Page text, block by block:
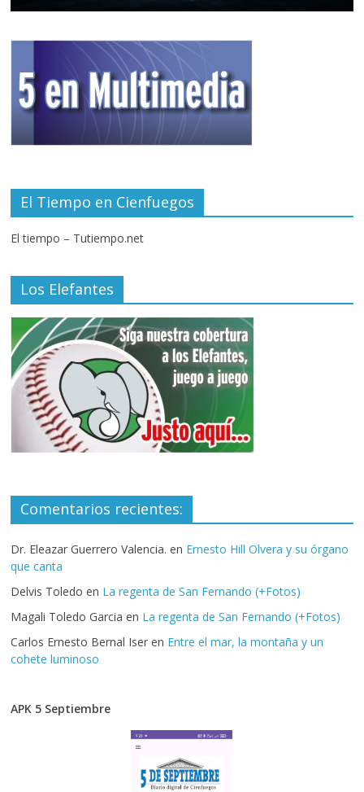
El Tiempo en Cienfuegos
El tiempo – Tutiempo.net
Los Elefantes
Comentarios recientes:
Dr. Eleazar Guerrero Valencia. en Ernesto Hill Olvera y su órgano
que canta
Delvis Toledo en La regenta de San Fernando (+Fotos)
Magali Toledo Garcia en La regenta de San Fernando (+Fotos)
Carlos Ernesto Bernal Iser en Entre el mar, la montaña y un
cohete luminoso
APK 5 Septiembre